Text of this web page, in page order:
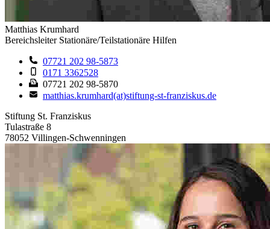
Matthias Krumhard
Bereichsleiter Stationäre/Teilstationäre Hilfen
07721 202 98-5873
0171 3362528
07721 202 98-5870
matthias.krumhard(at)stiftung-st-franziskus.de
Stiftung St. Franziskus
Tulastraße 8
78052 Villingen-Schwenningen